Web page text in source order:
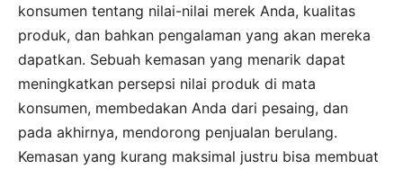
konsumen tentang nilai-nilai merek Anda, kualitas
produk, dan bahkan pengalaman yang akan mereka
dapatkan. Sebuah kemasan yang menarik dapat
meningkatkan persepsi nilai produk di mata
konsumen, membedakan Anda dari pesaing, dan
pada akhirnya, mendorong penjualan berulang.
Kemasan yang kurang maksimal justru bisa membuat